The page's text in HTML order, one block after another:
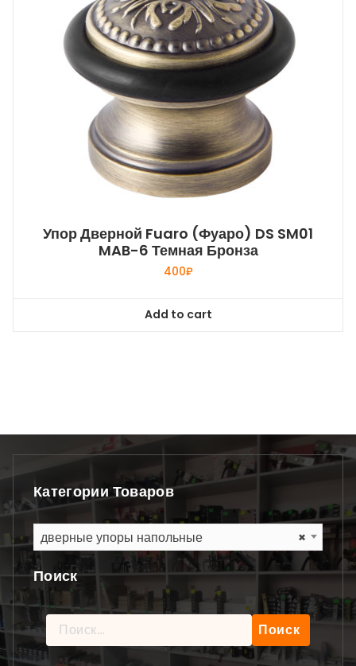
Упор Дверной Fuaro (Фуаро) DS SM01
MAB-6 Темная Бронза
400₽
Add to cart
Категории Товаров
×
дверные упоры напольные
Поиск
Найти: